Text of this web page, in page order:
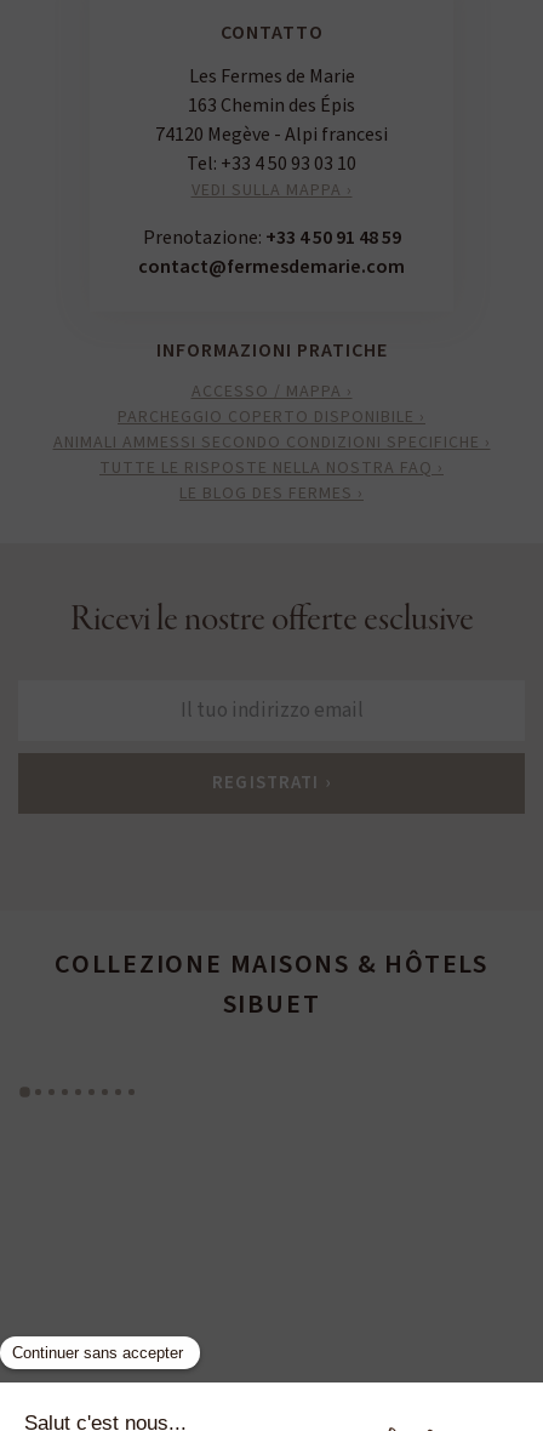
Ricevi le nostre offerte esclusive
CONTATTO
Les Fermes de Marie
163 Chemin des Épis
74120 Megève - Alpi francesi
Tel: +33 4 50 93 03 10
VEDI SULLA MAPPA ›
Prenotazione: +33 4 50 91 48 59
contact@fermesdemarie.com
INFORMAZIONI PRATICHE
ACCESSO / MAPPA ›
PARCHEGGIO COPERTO DISPONIBILE ›
ANIMALI AMMESSI SECONDO CONDIZIONI SPECIFICHE ›
TUTTE LE RISPOSTE NELLA NOSTRA FAQ ›
LE BLOG DES FERMES ›
COLLEZIONE MAISONS & HÔTELS
SIBUET
GYP SEA HOTEL LA BASTIDE DE MARIE